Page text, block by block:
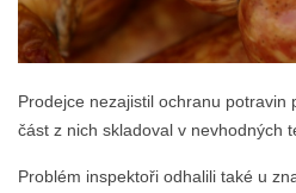
Prodejce nezajistil ochranu potravin
část z nich skladoval v nevhodných
Problém inspektoři odhalili také u